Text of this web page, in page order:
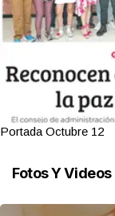
Portada Octubre 12
Fotos Y Videos